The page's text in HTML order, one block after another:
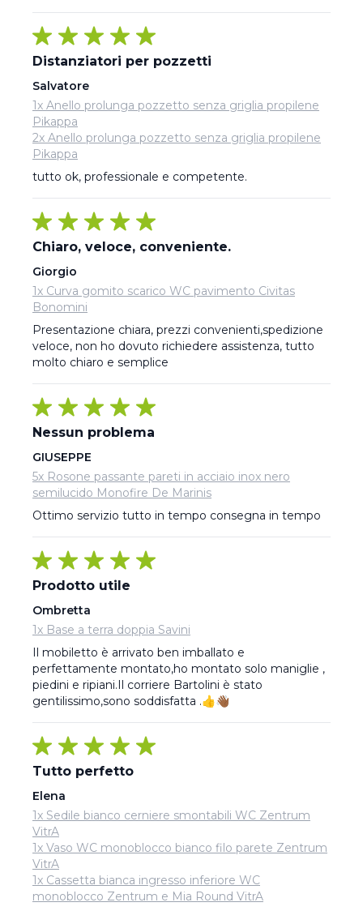
Distanziatori per pozzetti
Salvatore
1x Anello prolunga pozzetto senza griglia propilene
Pikappa
2x Anello prolunga pozzetto senza griglia propilene
Pikappa
tutto ok, professionale e competente.
Chiaro, veloce, conveniente.
Giorgio
1x Curva gomito scarico WC pavimento Civitas
Bonomini
Presentazione chiara, prezzi convenienti,spedizione
veloce, non ho dovuto richiedere assistenza, tutto
molto chiaro e semplice
Nessun problema
GIUSEPPE
5x Rosone passante pareti in acciaio inox nero
semilucido Monofire De Marinis
Ottimo servizio tutto in tempo consegna in tempo
Prodotto utile
Ombretta
1x Base a terra doppia Savini
Il mobiletto è arrivato ben imballato e
perfettamente montato,ho montato solo maniglie ,
piedini e ripiani.Il corriere Bartolini è stato
gentilissimo,sono soddisfatta .👍👋🏾
Tutto perfetto
Elena
1x Sedile bianco cerniere smontabili WC Zentrum
VitrA
1x Vaso WC monoblocco bianco filo parete Zentrum
VitrA
1x Cassetta bianca ingresso inferiore WC
monoblocco Zentrum e Mia Round VitrA